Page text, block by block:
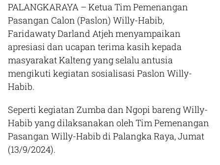
PALANGKARAYA – Ketua Tim Pemenangan
Pasangan Calon (Paslon) Willy-Habib,
Faridawaty Darland Atjeh menyampaikan
apresiasi dan ucapan terima kasih kepada
masyarakat Kalteng yang selalu antusia
mengikuti kegiatan sosialisasi Paslon Willy-
Habib.
Seperti kegiatan Zumba dan Ngopi bareng Willy-
Habib yang dilaksanakan oleh Tim Pemenangan
Pasangan Willy-Habib di Palangka Raya, Jumat
(13/9/2024).